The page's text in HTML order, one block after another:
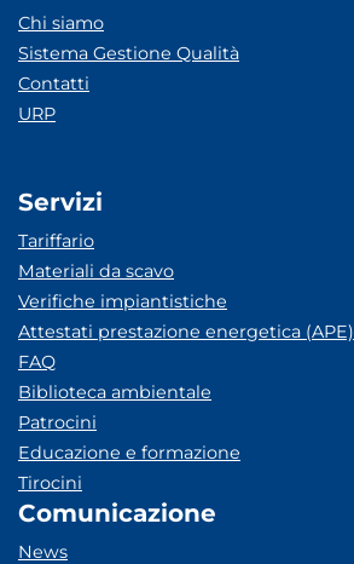
Chi siamo
Sistema Gestione Qualità
Contatti
URP
Servizi
Tariffario
Materiali da scavo
Verifiche impiantistiche
Attestati prestazione energetica (APE)
FAQ
Biblioteca ambientale
Patrocini
Educazione e formazione
Tirocini
Comunicazione
News